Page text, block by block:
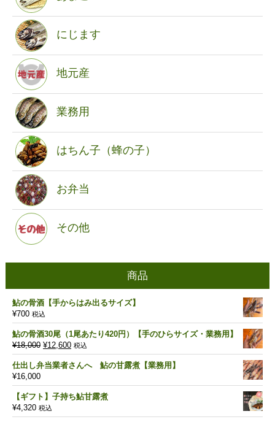
にじます
地元産
業務用
はちん子（蜂の子）
お弁当
その他
商品
鮎の骨酒【手からはみ出るサイズ】
¥700 税込
鮎の骨酒30尾（1尾あたり420円）【手のひらサイズ・業務用】
¥18,000 元
の
価
は
¥18,000
で
¥12,600現
在
の
格
は
税込
仕出し弁当業者さんへ 鮎の甘露煮【業務用】
¥16,000
【ギフト】子持ち鮎甘露煮
¥4,320 税込